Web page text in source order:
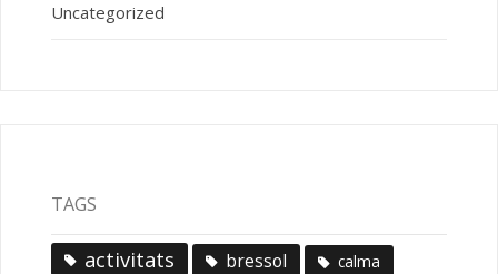
Uncategorized
TAGS
activitats bressol calma